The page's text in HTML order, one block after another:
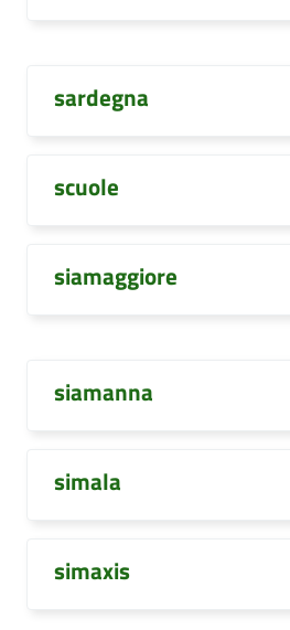
sardegna
scuole
siamaggiore
siamanna
simala
simaxis